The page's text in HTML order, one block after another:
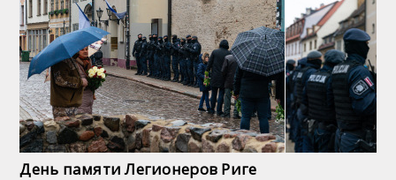
День памяти Легионеров Риге